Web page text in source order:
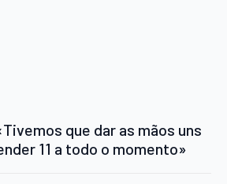
que dar as mãos uns
11 a todo o momento»